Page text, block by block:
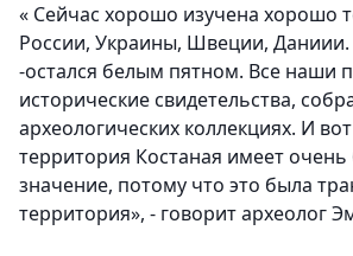
« Сейчас хорошо изучена хорошо
России, Украины, Швеции, Даниии.
-остался белым пятном. Все наши
исторические свидетельства,
археологических коллекциях. И
территория Костаная имеет
значение, потому что это была
территория», - говорит археолог